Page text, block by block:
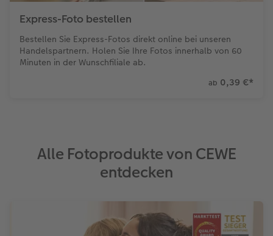
Express-Foto bestellen
Bestellen Sie Express-Fotos direkt online bei unseren
Handelspartnern. Holen Sie Ihre Fotos innerhalb von 60
Minuten in der Wunschfiliale ab.
ab 0,39 €*
Alle Fotoprodukte von CEWE
entdecken